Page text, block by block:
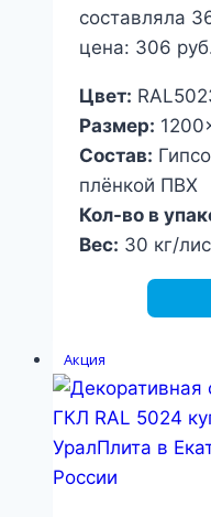
составляла
цена: 306
Цвет:
Размер:
Состав:
плёнкой ПВХ
Кол-во в
Вес: 30 кг/
Акция